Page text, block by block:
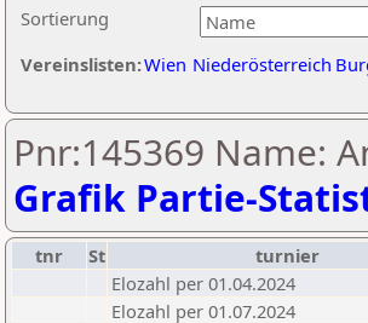
Sortierung
Vereinslisten:Wien Niederösterreich
Pnr:145369 Name:
Grafik Partie-
tnr St turnier
Elozahl per 01.04.2024
Elozahl per 01.07.2024